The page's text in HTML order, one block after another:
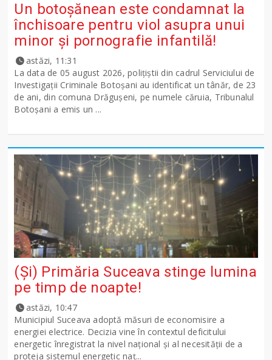
Un botoșănean este condamnat la
închisoare pentru viol asupra unui
minor și pornografie infantilă!
astăzi, 11:31
La data de 05 august 2026, polițiștii din cadrul Serviciului de
Investigații Criminale Botoșani au identificat un tânăr, de 23
de ani, din comuna Drăgușeni, pe numele căruia, Tribunalul
Botoșani a emis un ...
(Și) Primăria Suceava stinge lumina
pe timp de noapte!
astăzi, 10:47
Municipiul Suceava adoptă măsuri de economisire a
energiei electrice. Decizia vine în contextul deficitului
energetic înregistrat la nivel național și al necesității de a
proteja sistemul energetic naț...